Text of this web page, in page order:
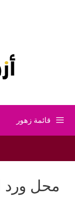
قائمة زهور
محل ورد